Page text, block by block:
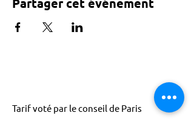
Tarif voté par le conseil de Paris